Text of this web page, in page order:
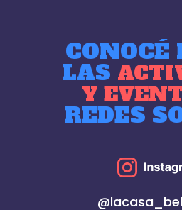
CONOCÉ
LAS
Y
REDES